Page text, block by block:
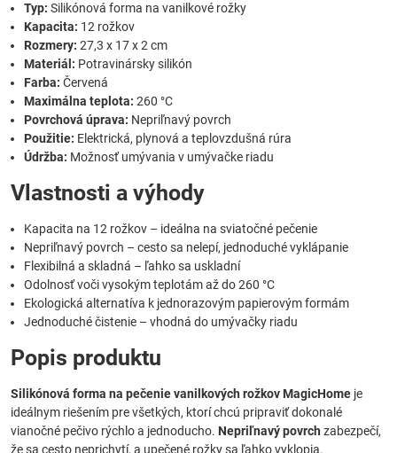
Typ: Silikónová forma na vanilkové rožky
Kapacita: 12 rožkov
Rozmery: 27,3 x 17 x 2 cm
Materiál: Potravinársky silikón
Farba: Červená
Maximálna teplota: 260 °C
Povrchová úprava: Nepriľnavý povrch
Použitie: Elektrická, plynová a teplovzdušná rúra
Údržba: Možnosť umývania v umývačke riadu
Vlastnosti a výhody
Kapacita na 12 rožkov – ideálna na sviatočné pečenie
Nepriľnavý povrch – cesto sa nelepí, jednoduché vyklápanie
Flexibilná a skladná – ľahko sa uskladní
Odolnosť voči vysokým teplotám až do 260 °C
Ekologická alternatíva k jednorazovým papierovým formám
Jednoduché čistenie – vhodná do umývačky riadu
Popis produktu
Silikónová forma na pečenie vanilkových rožkov MagicHome je
ideálnym riešením pre všetkých, ktorí chcú pripraviť dokonalé
vianočné pečivo rýchlo a jednoducho. Nepriľnavý povrch zabezpečí,
že sa cesto neprichytí, a upečené rožky sa ľahko vyklopia.